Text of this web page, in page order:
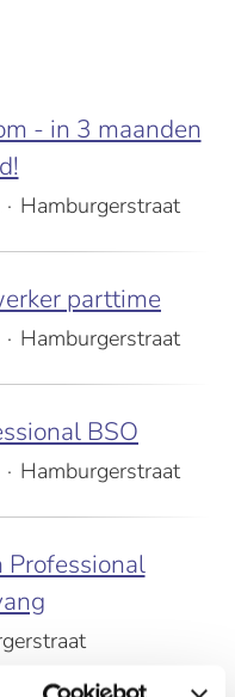
- in 3 maanden
· Hamburgerstraat
parttime
· Hamburgerstraat
BSO
· Hamburgerstraat
Professional